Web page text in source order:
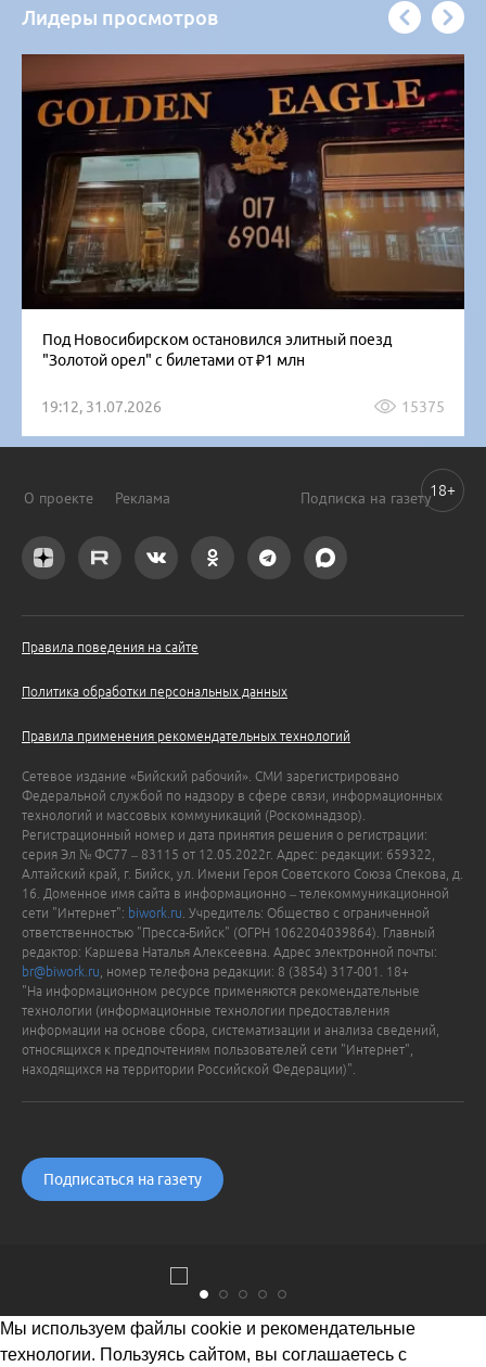
Лидеры просмотров
Под Новосибирском остановился элитный поезд
"Золотой орел" с билетами от ₽1 млн
19:12, 31.07.2026 15375
О проекте Реклама Подписка на газету
Правила поведения на сайте
Политика обработки персональных данных
Правила применения рекомендательных технологий
Сетевое издание «Бийский рабочий». СМИ зарегистрировано
Федеральной службой по надзору в сфере связи, информационных
технологий и массовых коммуникаций (Роскомнадзор).
Регистрационный номер и дата принятия решения о регистрации:
серия Эл № ФС77 – 83115 от 12.05.2022г. Адрес: редакции: 659322,
Алтайский край, г. Бийск, ул. Имени Героя Советского Союза Спекова, д.
16. Доменное имя сайта в информационно – телекоммуникационной
сети "Интернет": biwork.ru . Учредитель: Общество с ограниченной
ответственностью "Пресса-Бийск" (ОГРН 1062204039864). Главный
редактор: Каршева Наталья Алексеевна. Адрес электронной почты:
br@biwork.ru , номер телефона редакции: 8 (3854) 317-001. 18+
"На информационном ресурсе применяются рекомендательные
технологии (информационные технологии предоставления
информации на основе сбора, систематизации и анализа сведений,
относящихся к предпочтениям пользователей сети "Интернет",
находящихся на территории Российской Федерации)".
Подписаться на газету
18+
Мы используем файлы cookie и рекомендательные
технологии. Пользуясь сайтом, вы соглашаетесь с